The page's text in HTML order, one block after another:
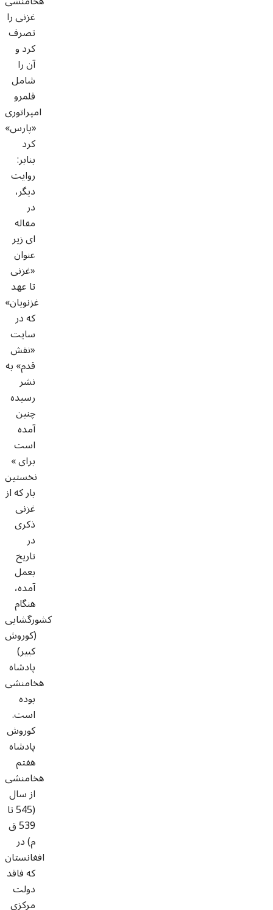
غزنی را
تصرف
کرد و
آن را
شامل
قلمرو
امپراتوری
«پارس»
کرد
:بنابر
روایت
دیگر،
در
مقاله
ای زیر
عنوان
«غزنی
تا عهد
غزنویان»
که در
سایت
«نقش
قدم» به
نشر
رسیده
چنین
آمده
است
« برای
نخستین
بار که از
غزنی
ذکری
در
تاریخ
بعمل
آمده،
هنگام
کشورگشایی
(کوروش
کبیر)
پادشاه
هخامنشی
بوده
است.
کوروش
پادشاه
هفتم
هخامنشی
از سال
(545 تا
539 ق
م) در
افغانستان
که فاقد
دولت
مرکزی